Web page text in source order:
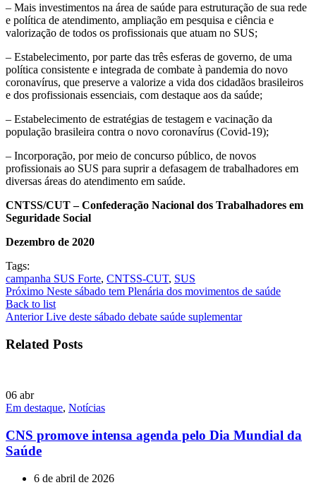
– Mais investimentos na área de saúde para estruturação de sua rede
e política de atendimento, ampliação em pesquisa e ciência e
valorização de todos os profissionais que atuam no SUS;
– Estabelecimento, por parte das três esferas de governo, de uma
política consistente e integrada de combate à pandemia do novo
coronavírus, que preserve a valorize a vida dos cidadãos brasileiros
e dos profissionais essenciais, com destaque aos da saúde;
– Estabelecimento de estratégias de testagem e vacinação da
população brasileira contra o novo coronavírus (Covid-19);
– Incorporação, por meio de concurso público, de novos
profissionais ao SUS para suprir a defasagem de trabalhadores em
diversas áreas do atendimento em saúde.
CNTSS/CUT – Confederação Nacional dos Trabalhadores em
Seguridade Social
Dezembro de 2020
Tags:
campanha SUS Forte, CNTSS-CUT, SUS
Próximo Neste sábado tem Plenária dos movimentos de saúde
Back to list
Anterior Live deste sábado debate saúde suplementar
Related Posts
06 abr
Em destaque, Notícias
CNS promove intensa agenda pelo Dia Mundial da
Saúde
6 de abril de 2026